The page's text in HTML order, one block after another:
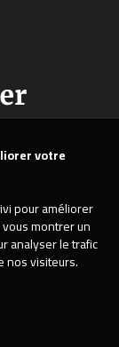
votre
pour améliorer
montrer un
analyser le trafic
nos visiteurs.